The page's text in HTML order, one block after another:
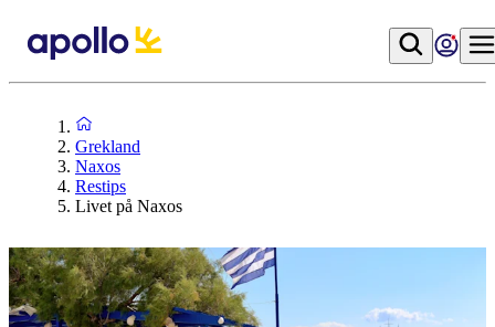
Grekland
Naxos
Restips
Livet på Naxos